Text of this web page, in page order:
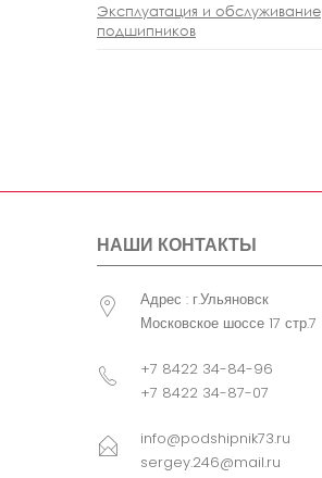
Эксплуатация и обслуживание
подшипников
НАШИ КОНТАКТЫ
Адрес : г.Ульяновск
Московское шоссе 17 стр.7
+7 8422 34-84-96
+7 8422 34-87-07
info@podshipnik73.ru
sergey.246@mail.ru